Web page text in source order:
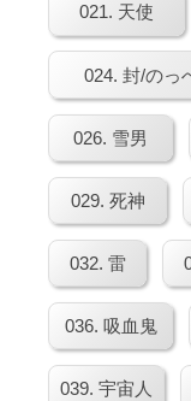
021. 天使
024. 封/のっ
026. 雪男
029. 死神
032. 雷
036. 吸血鬼
039. 宇宙人